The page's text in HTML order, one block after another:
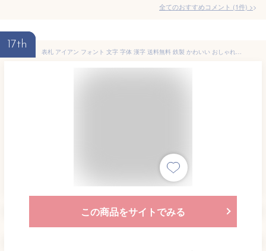
全てのおすすめコメント (1件) >
17th
表札 アイアン フォント 文字 字体 漢字 送料無料 鉄製 かわいい おしゃれ シンプル マグネットタイプ ストレートのサインプレート 戸建 新築 お祝い ギフト に最適！
この商品をサイトでみる